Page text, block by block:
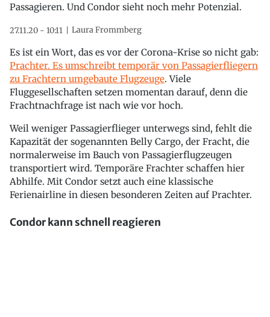
Passagieren. Und Condor sieht noch mehr Potenzial.
27.11.20 - 10:11 Laura Frommberg
Es ist ein Wort, das es vor der Corona-Krise so nicht gab:
Prachter. Es umschreibt temporär von Passagierfliegern
zu Frachtern umgebaute Flugzeuge. Viele
Fluggesellschaften setzen momentan darauf, denn die
Frachtnachfrage ist nach wie vor hoch.
Weil weniger Passagierflieger unterwegs sind, fehlt die
Kapazität der sogenannten Belly Cargo, der Fracht, die
normalerweise im Bauch von Passagierflugzeugen
transportiert wird. Temporäre Frachter schaffen hier
Abhilfe. Mit Condor setzt auch eine klassische
Ferienairline in diesen besonderen Zeiten auf Prachter.
Condor kann schnell reagieren